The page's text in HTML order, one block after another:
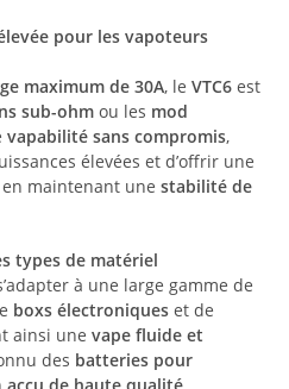
pour les vapoteurs
maximum de 30A, leVTC6 est
sub-ohm ou les mod
vapabilité sans compromis,
élevées et d’offrir une
en maintenant unestabilité de
types de matériel
à une large gamme de
boxs électroniques et de
ainsi unevape fluide et
des batteries pour